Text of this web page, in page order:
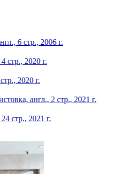
6 стр., 2006 г.
стр., 2020 г.
2020 г.
англ., 2 стр., 2021 г.
стр., 2021 г.